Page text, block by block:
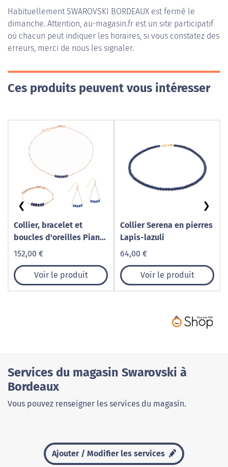
HabituellementSWAROVSKI BORDEAUX est fermé le
dimanche. Attention, au-magasin.fr est un site participatif
où chacun peut indiquer les horaires, si vous constatez des
erreurs, merci de nous les signaler.
Ces produits peuvent vous intéresser
Collier, bracelet et
boucles d'oreilles Piana
en pierres Lapis-lazuli
152,00 €
Voir le produit
Collier Serena en pierres
Lapis-lazuli
64,00 €
Voir le produit
❮ ❯
Services du magasin Swarovski à
Bordeaux
Vous pouvez renseigner les services du magasin.
Ajouter / Modifier les services